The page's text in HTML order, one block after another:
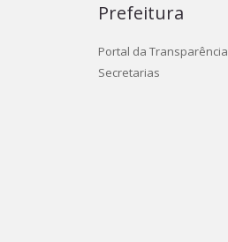
Prefeitura
Portal da Transparência
Secretarias